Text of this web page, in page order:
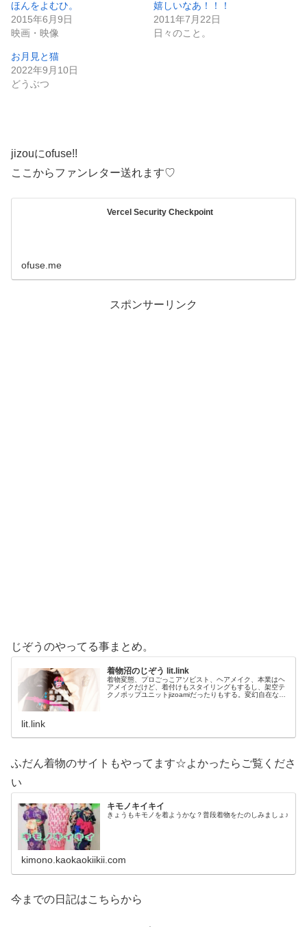
ほんをよむひ。
2015年6月9日
映画・映像
嬉しいなあ！！！
2011年7月22日
日々のこと。
お月見と猫
2022年9月10日
どうぶつ
jizouにofuse!!
ここからファンレター送れます♡
Vercel Security Checkpoint
ofuse.me
スポンサーリンク
じぞうのやってる事まとめ。
着物沼のじぞう lit.link
着物変態、プロごっこアソビスト、ヘアメイク、本業はヘ
アメイクだけど、着付けもスタイリングもするし、架空テ
クノポップユニットjizoamiだったりもする。変幻自在なた
lit.link
ふだん着物のサイトもやってます☆よかったらご覧くださ
い
キモノキイキイ
きょうもキモノを着ようかな？普段着物をたのしみましょ♪
kimono.kaokaokiikii.com
今までの日記はこちらから